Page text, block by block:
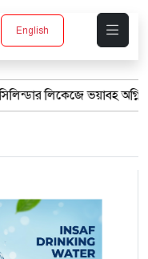
English
ভয়াবহ অগ্নিকাণ্ড: দগ্ধ ৩